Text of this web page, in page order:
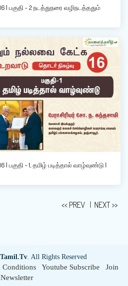
- 2 நடத்துநரை வழிநடத்ததும்
- 1, தமிழ் படித்தால் வாழ்வுண்டு |
<< PREV NEXT >>
. All Rights Reserved
Conditions Youtube Subscribe
Join
Newsletter